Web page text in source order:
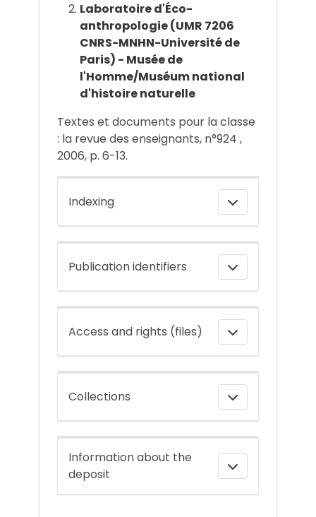
Laboratoire d'Éco-
anthropologie (UMR 7206
CNRS-MNHN-Université de
Paris) - Musée de
l'Homme/Muséum national
d'histoire naturelle
Textes et documents pour la classe
: la revue des enseignants, n°924 ,
2006, p. 6-13.
Indexing
Publication identifiers
Access and rights (files)
Collections
Information about the
deposit